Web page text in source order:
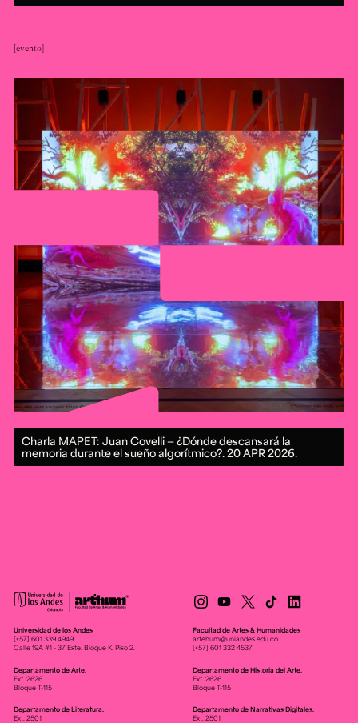
evento
Charla MAPET: Juan Covelli — ¿Dónde descansará la
memoria durante el sueño algorítmico?.20 APR 2026.
Universidad de los Andes
[+57] 601 339 4949
Calle 19A #1 - 37 Este. Bloque K. Piso 2.
Facultad de Artes & Humanidades
artehum@uniandes.edu.co
[+57] 601 332 4537
Departamento de Arte.
Ext. 2626
Bloque T-115
Departamento de Historia del Arte.
Ext. 2626
Bloque T-115
Departamento de Literatura.
Ext. 2501
Departamento de Narrativas Digitales.
Ext. 2501